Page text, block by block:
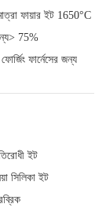
ফায়ার ইট 1650°C
75%
ফার্নেসের জন্য
ইট
সিলিকা ইট